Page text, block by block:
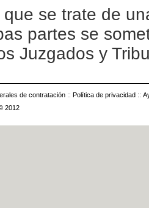
se trate de
partes se
Juzgados y
de contratación :: Política de privacidad ::
2012